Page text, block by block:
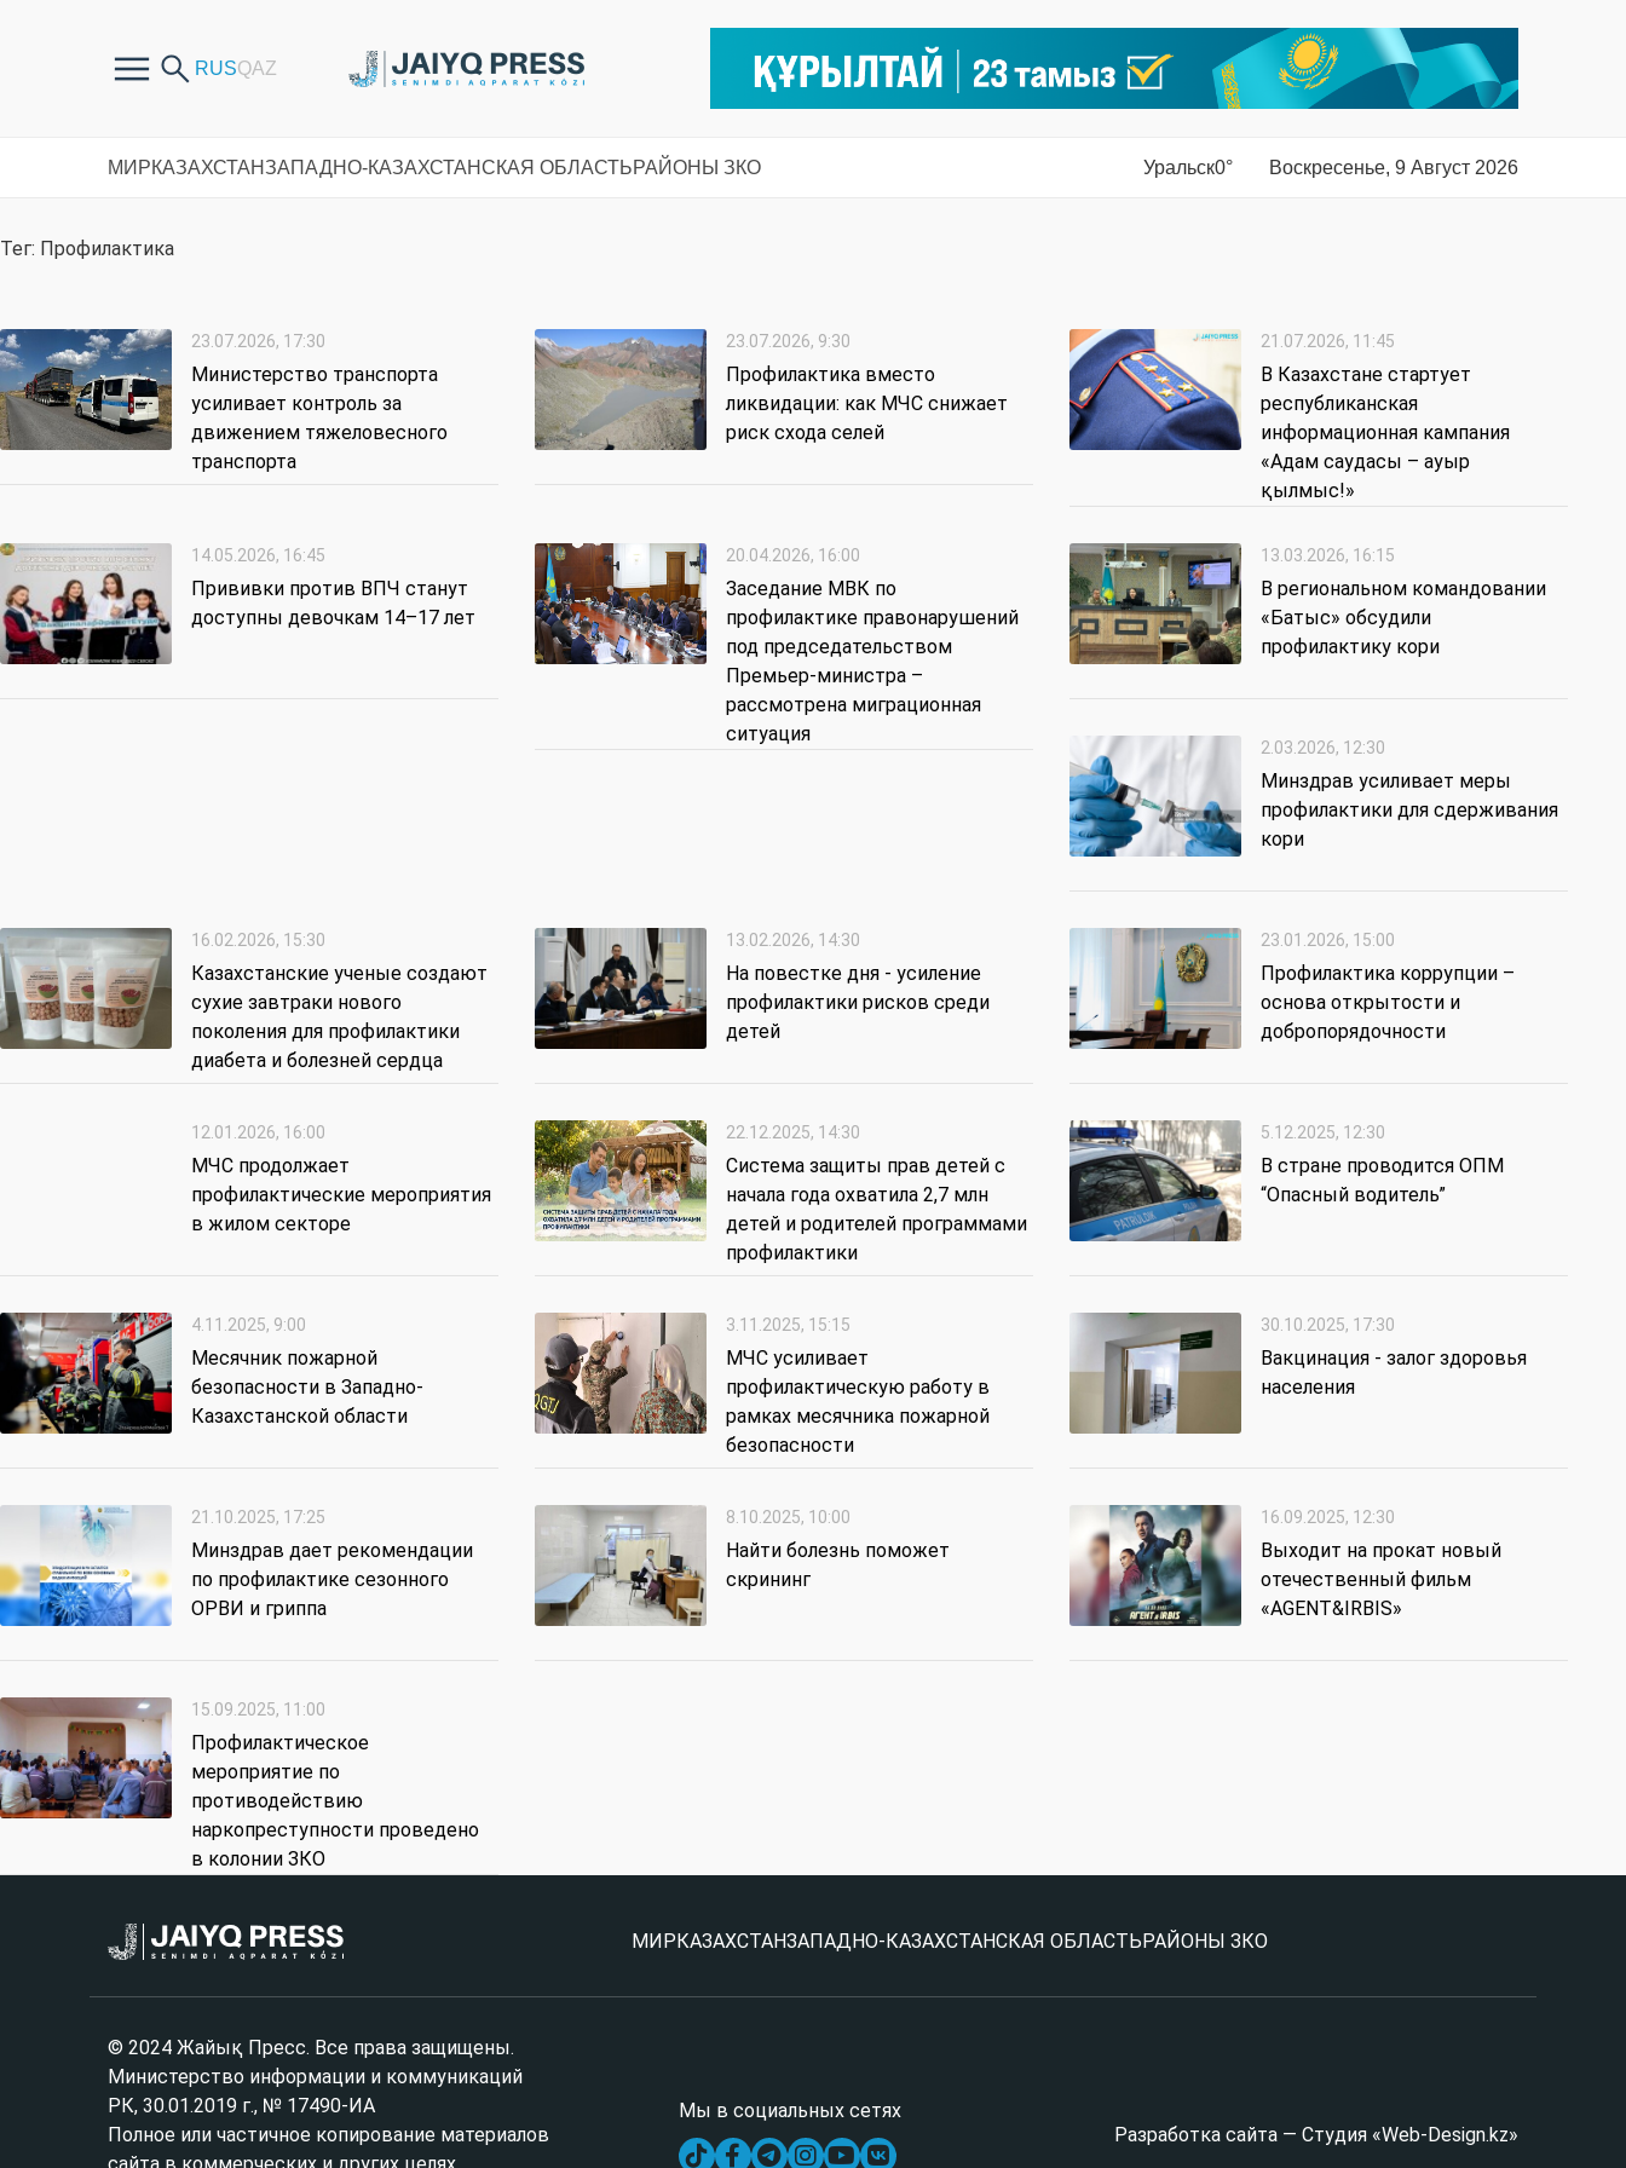
МИРКАЗАХСТАНЗАПАДНО-КАЗАХСТАНСКАЯ ОБЛАСТЬРАЙОНЫ ЗКО Уральск0° Воскресенье, 9 Август 2026
Тег: Профилактика
23.07.2026, 17:30
Министерство транспорта
усиливает контроль за
движением тяжеловесного
транспорта
23.07.2026, 9:30
Профилактика вместо
ликвидации: как МЧС снижает
риск схода селей
21.07.2026, 11:45
В Казахстане стартует
республиканская
информационная кампания
«Адам саудасы – ауыр
қылмыс!»
14.05.2026, 16:45
Прививки против ВПЧ станут
доступны девочкам 14–17 лет
20.04.2026, 16:00
Заседание МВК по
профилактике правонарушений
под председательством
Премьер-министра –
рассмотрена миграционная
ситуация
13.03.2026, 16:15
В региональном командовании
«Батыс» обсудили
профилактику кори
2.03.2026, 12:30
Минздрав усиливает меры
профилактики для сдерживания
кори
16.02.2026, 15:30
Казахстанские ученые создают
сухие завтраки нового
поколения для профилактики
диабета и болезней сердца
13.02.2026, 14:30
На повестке дня - усиление
профилактики рисков среди
детей
23.01.2026, 15:00
Профилактика коррупции –
основа открытости и
добропорядочности
12.01.2026, 16:00
МЧС продолжает
профилактические мероприятия
в жилом секторе
22.12.2025, 14:30
Система защиты прав детей с
начала года охватила 2,7 млн
детей и родителей программами
профилактики
5.12.2025, 12:30
В стране проводится ОПМ
“Опасный водитель”
4.11.2025, 9:00
Месячник пожарной
безопасности в Западно-
Казахстанской области
3.11.2025, 15:15
МЧС усиливает
профилактическую работу в
рамках месячника пожарной
безопасности
30.10.2025, 17:30
Вакцинация - залог здоровья
населения
21.10.2025, 17:25
Минздрав дает рекомендации
по профилактике сезонного
ОРВИ и гриппа
8.10.2025, 10:00
Найти болезнь поможет
скрининг
16.09.2025, 12:30
Выходит на прокат новый
отечественный фильм
«AGENT&IRBIS»
15.09.2025, 11:00
Профилактическое
мероприятие по
противодействию
наркопреступности проведено
в колонии ЗКО
МИР КАЗАХСТАНЗАПАДНО-КАЗАХСТАНСКАЯ ОБЛАСТЬ РАЙОНЫ ЗКО
© 2024 Жайық Пресс. Все права защищены.
Министерство информации и коммуникаций
РК, 30.01.2019 г., № 17490-ИА
Полное или частичное копирование материалов
Мы в социальных сетях
Разработка сайта — Студия «Web-Design.kz»